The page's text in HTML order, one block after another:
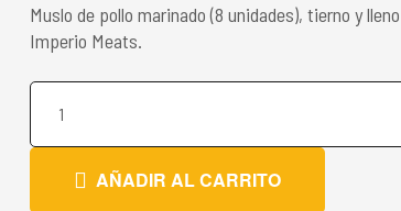
Muslo de pollo marinado (8 unidades), tierno y
Imperio Meats.
AÑADIR AL CARRITO